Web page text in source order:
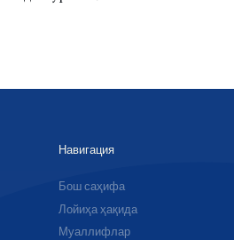
Навигация
Бош саҳифа
Лойиҳа ҳақида
Муаллифлар